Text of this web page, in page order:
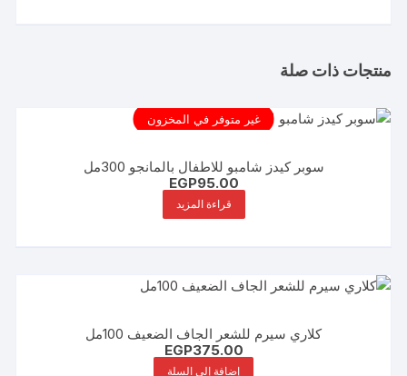
منتجات ذات صلة
غير متوفر في المخزون
سوبر كيدز شامبو للاطفال بالمانجو 300مل
EGP95.00
قراءة المزيد
كلاري سيرم للشعر الجاف الضعيف 100مل
EGP375.00
إضافة إلى السلة